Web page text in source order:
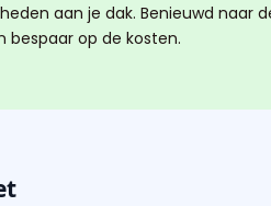
aan je dak. Benieuwd naar
bespaar op de kosten.